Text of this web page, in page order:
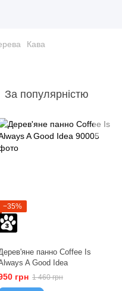
Кава
За популярністю
−35%
панно Coffee Is
A Good Idea
грн 1 460 грн